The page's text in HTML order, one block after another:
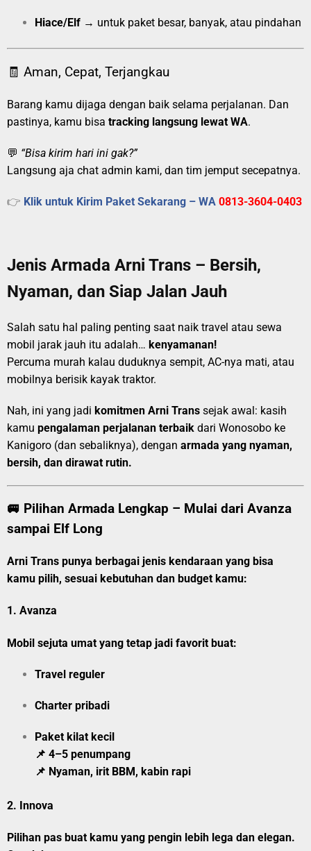
Hiace/Elf → untuk paket besar, banyak, atau pindahan
🧾 Aman, Cepat, Terjangkau
Barang kamu dijaga dengan baik selama perjalanan. Dan
pastinya, kamu bisa tracking langsung lewat WA.
💬 “Bisa kirim hari ini gak?”
Langsung aja chat admin kami, dan tim jemput secepatnya.
👉 Klik untuk Kirim Paket Sekarang – WA 0813-3604-0403
Jenis Armada Arni Trans – Bersih,
Nyaman, dan Siap Jalan Jauh
Salah satu hal paling penting saat naik travel atau sewa
mobil jarak jauh itu adalah… kenyamanan!
Percuma murah kalau duduknya sempit, AC-nya mati, atau
mobilnya berisik kayak traktor.
Nah, ini yang jadi komitmen Arni Trans sejak awal: kasih
kamu pengalaman perjalanan terbaik dari Wonosobo ke
Kanigoro (dan sebaliknya), dengan armada yang nyaman,
bersih, dan dirawat rutin.
🚐 Pilihan Armada Lengkap – Mulai dari Avanza
sampai Elf Long
Arni Trans punya berbagai jenis kendaraan yang bisa
kamu pilih, sesuai kebutuhan dan budget kamu:
1. Avanza
Mobil sejuta umat yang tetap jadi favorit buat:
Travel reguler
Charter pribadi
Paket kilat kecil
📌 4–5 penumpang
📌 Nyaman, irit BBM, kabin rapi
2. Innova
Pilihan pas buat kamu yang pengin lebih lega dan elegan.